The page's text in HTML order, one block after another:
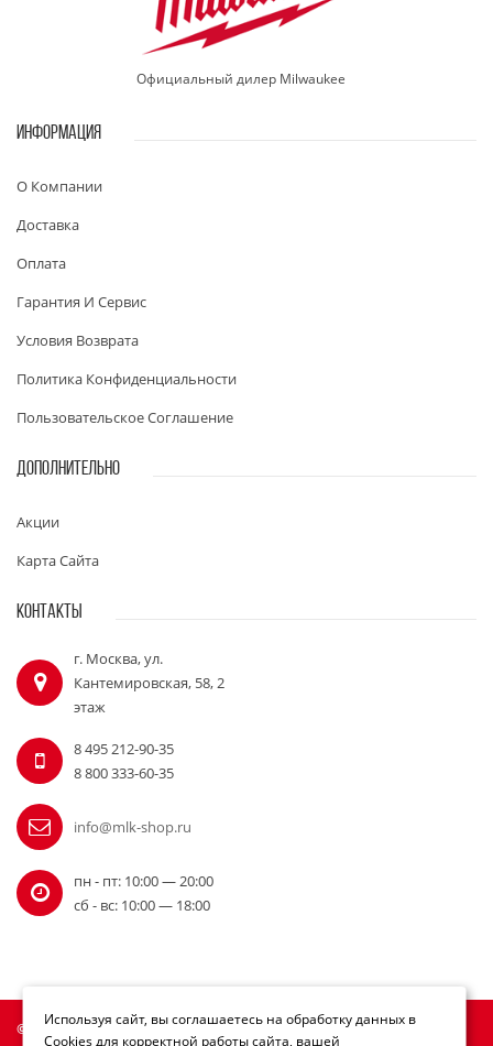
Официальный дилер Milwaukee
ИНФОРМАЦИЯ
О Компании
Доставка
Оплата
Гарантия И Сервис
Условия Возврата
Политика Конфиденциальности
Пользовательское Соглашение
ДОПОЛНИТЕЛЬНО
Акции
Карта Сайта
КОНТАКТЫ
г. Москва, ул.
Кантемировская, 58, 2
этаж
8 495 212-90-35
8 800 333-60-35
info@mlk-shop.ru
пн - пт: 10:00 — 20:00
сб - вс: 10:00 — 18:00
© Официальный дилер Milwaukee 2010 - 2026
Используя сайт, вы соглашаетесь на обработку данных в
Cookies для корректной работы сайта, вашей